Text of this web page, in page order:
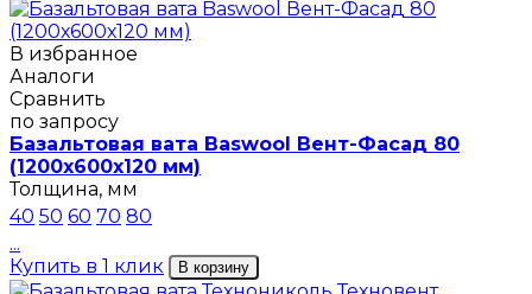
В избранное
Аналоги
Сравнить
по запросу
Базальтовая вата Baswool Вент-Фасад 80
(1200х600х120 мм)
Толщина, мм
40 50 60 70 80
...
Купить в 1 клик
В корзину